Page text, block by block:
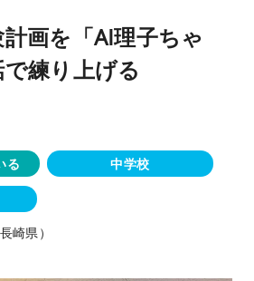
画を「AI理子ちゃ
練り上げる
る 中学校
崎県）